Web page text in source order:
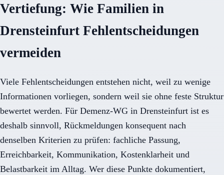
Vertiefung: Wie Familien in
Drensteinfurt Fehlentscheidungen
vermeiden
Viele Fehlentscheidungen entstehen nicht, weil zu wenige
Informationen vorliegen, sondern weil sie ohne feste Struktur
bewertet werden. Für Demenz-WG in Drensteinfurt ist es
deshalb sinnvoll, Rückmeldungen konsequent nach
denselben Kriterien zu prüfen: fachliche Passung,
Erreichbarkeit, Kommunikation, Kostenklarheit und
Belastbarkeit im Alltag. Wer diese Punkte dokumentiert,